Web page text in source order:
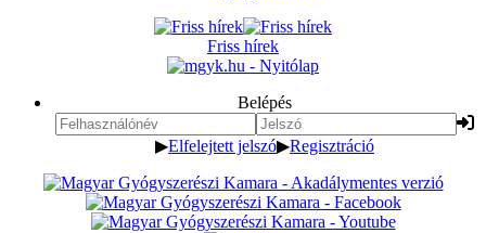
Friss hírek
Belépés
▶Elfelejtett jelszó▶Regisztráció